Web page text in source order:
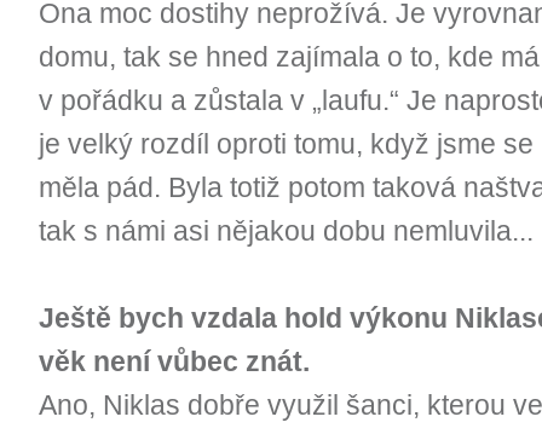
Ona moc dostihy neprožívá. Je
domu, tak se hned zajímala o to, kde
v pořádku a zůstala v „laufu.“ Je
je velký rozdíl oproti tomu, když jsme
měla pád. Byla totiž potom taková
tak s námi asi nějakou dobu nemluvila...
Ještě bych vzdala hold výkonu
věk není vůbec znát.
Ano, Niklas dobře využil šanci, kterou